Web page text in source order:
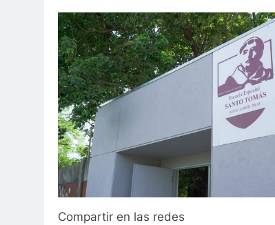
Compartir en las redes